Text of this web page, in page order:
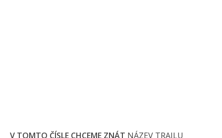
V TOMTO ČÍSLE CHCEME ZNÁT NÁZEV TRAILU